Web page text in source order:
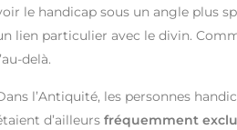
le handicap sous un angle plus
lien particulier avec le divin.
delà.
l’Antiquité, les personnes
d’ailleurs fréquemment